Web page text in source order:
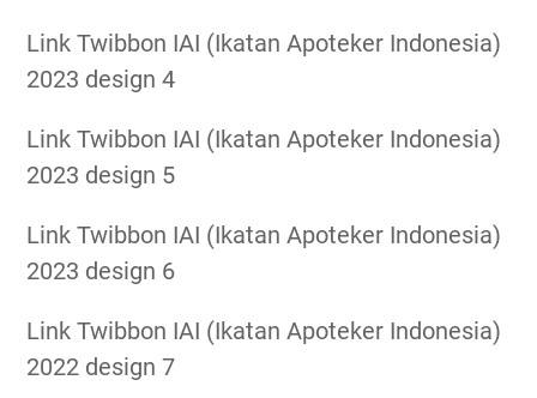
Link Twibbon IAI (Ikatan Apoteker Indonesia)
2023 design 4
Link Twibbon IAI (Ikatan Apoteker Indonesia)
2023 design 5
Link Twibbon IAI (Ikatan Apoteker Indonesia)
2023 design 6
Link Twibbon IAI (Ikatan Apoteker Indonesia)
2022 design 7